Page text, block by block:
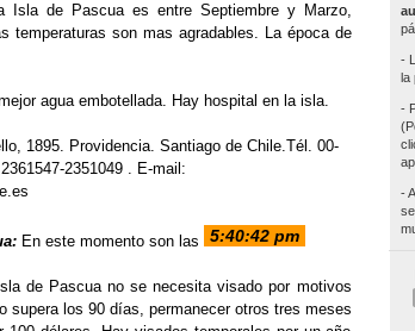
Isla de Pascua es entre Septiembre y Marzo,
temperaturas son mas agradables. La época de
agua embotellada. Hay hospital en la isla.
1895. Providencia. Santiago de Chile.Tél. 00-
2351049 . E-mail:
En este momento son las
de Pascua no se necesita visado por motivos
supera los 90 días, permanecer otros tres meses
-
la
-
-